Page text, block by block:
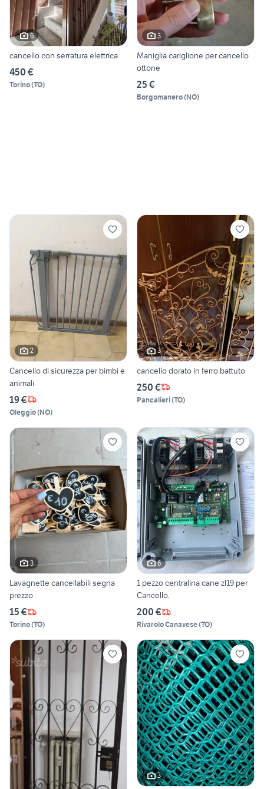
6
cancello con serratura elettrica
450 €
Torino(TO)
3
Maniglia cariglione per cancello
ottone
25 €
Borgomanero(NO)
2
Cancello di sicurezza per bimbi e
animali
19 €
Oleggio(NO)
3
cancello dorato in ferro battuto
250 €
Pancalieri(TO)
3
Lavagnette cancellabili segna
prezzo
15 €
Torino(TO)
6
1 pezzo centralina cane zl19 per
Cancello.
200 €
Rivarolo Canavese(TO)
3